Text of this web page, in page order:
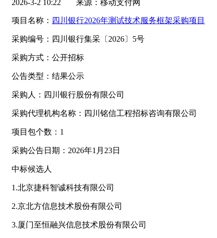
2026-3-2 10:22 来源：移动支付网
项目名称： 四川银行2026年测试技术服务框架采购项目
采购编号：四川银行集采〔2026〕5号
采购方式：公开招标
公告类型：结果公示
采购人：四川银行股份有限公司
采购代理机构名称：四川铭信工程招标咨询有限公司
项目包个数：1
采购公告日期：2026年1月23日
中标候选人
1.北京捷科智诚科技有限公司
2.京北方信息技术股份有限公司
3.厦门至恒融兴信息技术股份有限公司